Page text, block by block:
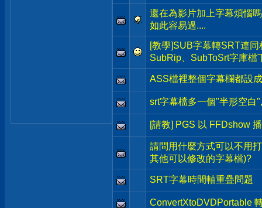
還在為影片加上字幕煩惱
如此容易過....
[教學]SUB字幕轉SRT連
SubRip、SubToSrt字庫檔
ASS檔裡整個字幕欄都設
srt字幕檔多一個"半形空白
[請教] PGS 以 FFDshow
請問用什麼方式可以不用
其他可以修改的字幕檔)?
SRT字幕時間軸重疊問題
ConvertXtoDVDPortable